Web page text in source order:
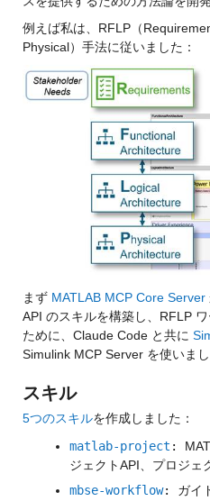
例えば私は、RFLP（
Physical）手法に従いました：
まず MATLAB MCP Core Server
API のスキルを構築し、RFLP
ために、Claude Code と共に
Simulink MCP Server を使いまし
スキル
5つのスキルを作成しました：
matlab-project :
ジェクトAPI、プロジェ
mbse-workflow: ガイ